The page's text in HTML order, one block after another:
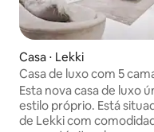
Casa ⋅ Lekki
Casa de luxo com 5
sinuca em Lekki
Esta nova casa de luxo
estilo próprio. Está
de Lekki com